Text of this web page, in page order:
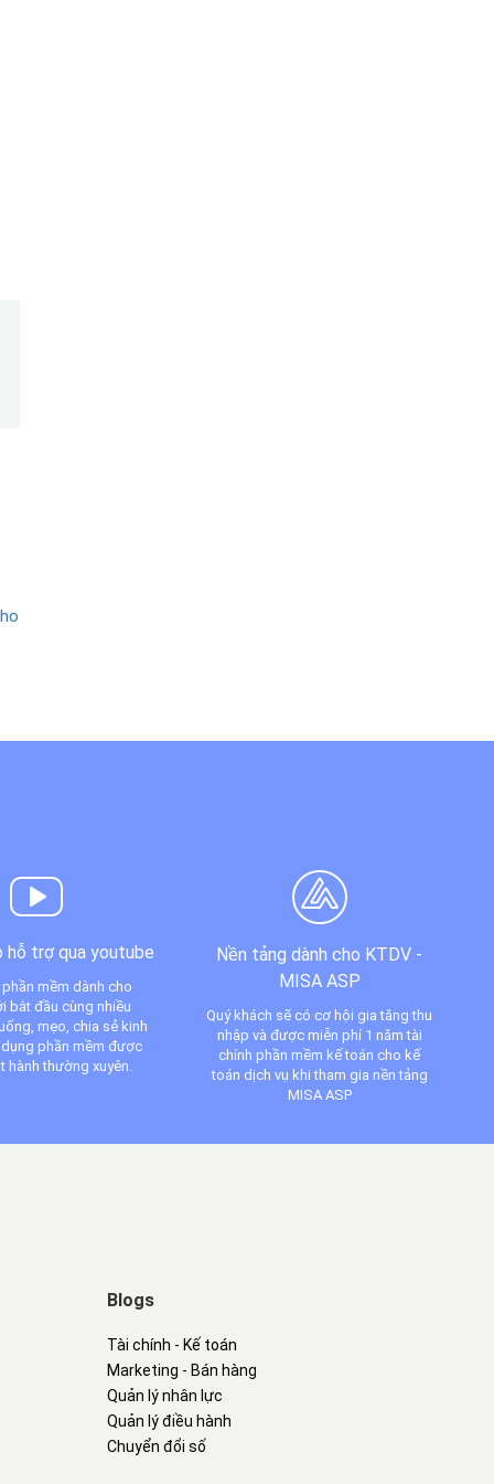
hỗ trợ qua youtube
mềm dành cho
bắt đầu cùng nhiều
mẹo, chia sẻ kinh
phần mềm được
hành thường xuyên.
Nền tảng dành cho KTDV -
MISA ASP
Quý khách sẽ có cơ hội gia tăng thu
nhập và được miễn phí 1 năm tài
chính phần mềm kế toán cho kế
toán dịch vụ khi tham gia nền tảng
MISA ASP
Blogs
Tài chính - Kế toán
Marketing - Bán hàng
Quản lý nhân lực
Quản lý điều hành
Chuyển đổi số